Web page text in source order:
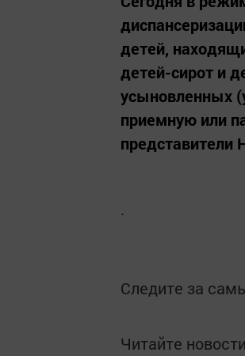
детей,
детей-сирот и
усыновленных
приемную или
представители
.
Следите за
Читайте